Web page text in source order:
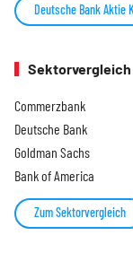
Deutsche Bank Aktie
Sektorvergleich
Commerzbank
Deutsche Bank
Goldman Sachs
Bank of America
Zum Sektorvergleich